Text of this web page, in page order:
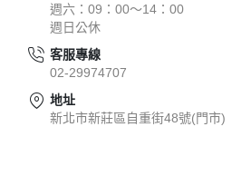
週六：09：00～14：00
週日公休
客服專線
02-29974707
地址
新北市新莊區自重街48號(門市)